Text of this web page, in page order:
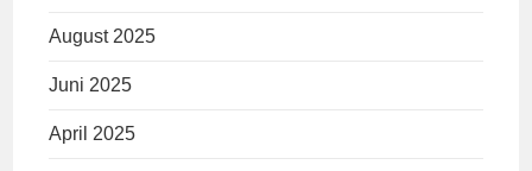
August 2025
Juni 2025
April 2025